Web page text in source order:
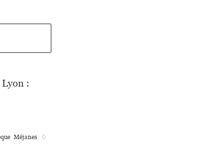
Lyon :
Méjanes ♢